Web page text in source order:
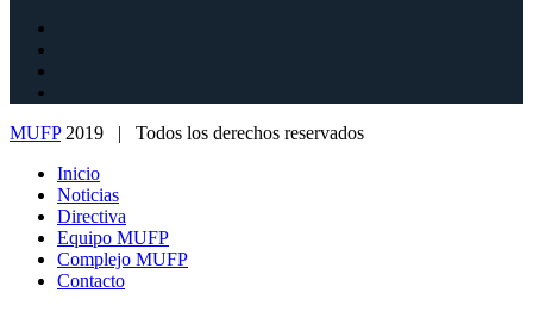
MUFP2019 | Todos los derechos reservados
Inicio
Noticias
Directiva
Equipo MUFP
Complejo MUFP
Contacto